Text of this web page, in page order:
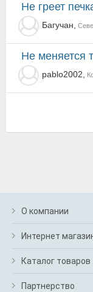
Не греет
Багучан,
Не меняется
pablo2002,
О компании
Интернет
Каталог товаров
Партнерство